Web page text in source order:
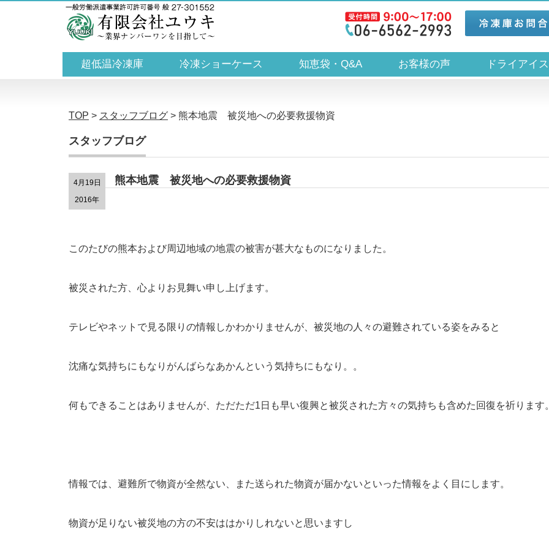
超低温冷凍庫 冷凍ショーケース 知恵袋・Q&A お客様の声 ドライア
TOP > スタッフブログ > 熊本地震 被災地への必要救援物資
スタッフブログ
4月19日
2016年
熊本地震 被災地への必要救援物資
このたびの熊本および周辺地域の地震の被害が甚大なものになりました。
被災された方、心よりお見舞い申し上げます。
テレビやネットで見る限りの情報しかわかりませんが、被災地の人々の避難されている姿をみると
沈痛な気持ちにもなりがんばらなあかんという気持ちにもなり。。
何もできることはありませんが、ただただ1日も早い復興と被災された方々の気持ちも含めた回復を祈ります
情報では、避難所で物資が全然ない、また送られた物資が届かないといった情報をよく目にします。
物資が足りない被災地の方の不安ははかりしれないと思いますし